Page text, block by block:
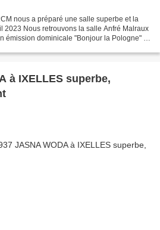
nous a préparé une salle superbe et la
2023 Nous retrouvons la salle Anfré Malraux
émission dominicale "Bonjour la Pologne" .
à IXELLES superbe,